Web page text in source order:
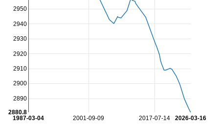
2001-09-09 2017-07-14
1987-03-04 2026-03-16
2890
2900
2910
2920
2930
2940
2950
2880.8